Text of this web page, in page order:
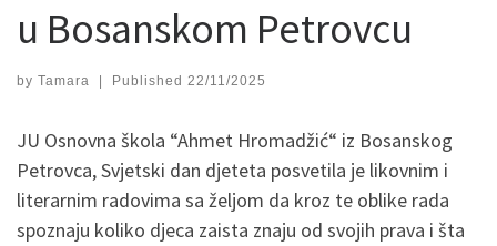
u Bosanskom Petrovcu
by Tamara Published 22/11/2025
JU Osnovna škola “Ahmet Hromadžić“ iz Bosanskog
Petrovca, Svjetski dan djeteta posvetila je likovnim i
literarnim radovima sa željom da kroz te oblike rada
spoznaju koliko djeca zaista znaju od svojih prava i šta